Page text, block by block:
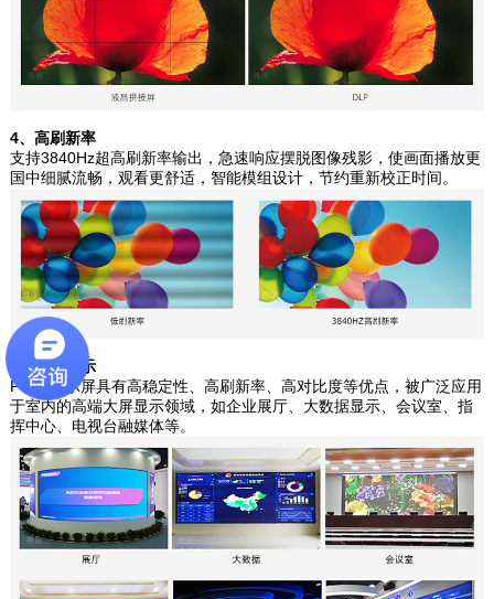
4、高刷新率
支持3840Hz超高刷新率输出，急速响应摆脱图像残影，使画面播放更
国中细腻流畅，观看更舒适，智能模组设计，节约重新校正时间。
5、应用展示
P4led显示屏具有高稳定性、高刷新率、高对比度等优点，被广泛应用
于室内的高端大屏显示领域，如企业展厅、大数据显示、会议室、指
挥中心、电视台融媒体等。